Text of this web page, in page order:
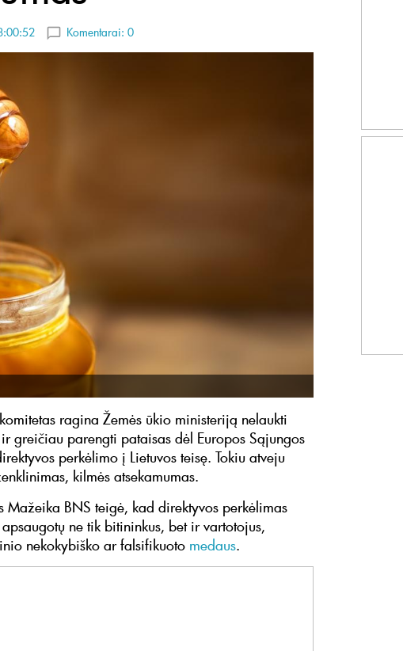
Komentarai: 0
ragina Žemės ūkio ministeriją nelaukti
greičiau parengti pataisas dėl Europos Sąjungos
perkėlimo į Lietuvos teisę. Tokiu atveju
kilmės atsekamumas.
Mažeika BNS teigė, kad direktyvos perkėlimas
ne tik bitininkus, bet ir vartotojus,
nekokybiško ar falsifikuoto medaus.